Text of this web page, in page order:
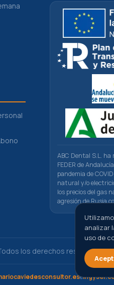
ABC Dental S.L. ha
FEDER de
pandemia de
natural y/o
los precios del gas
agresión de Rusia
los derechos reservados
e
analizar
uso de